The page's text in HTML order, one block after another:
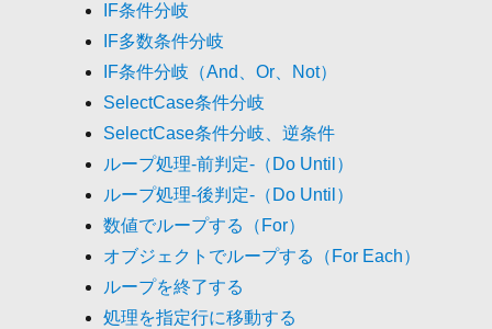
IF条件分岐
IF多数条件分岐
IF条件分岐（And、Or、Not）
SelectCase条件分岐
SelectCase条件分岐、逆条件
ループ処理-前判定-（Do Until）
ループ処理-後判定-（Do Until）
数値でループする（For）
オブジェクトでループする（For Each）
ループを終了する
処理を指定行に移動する